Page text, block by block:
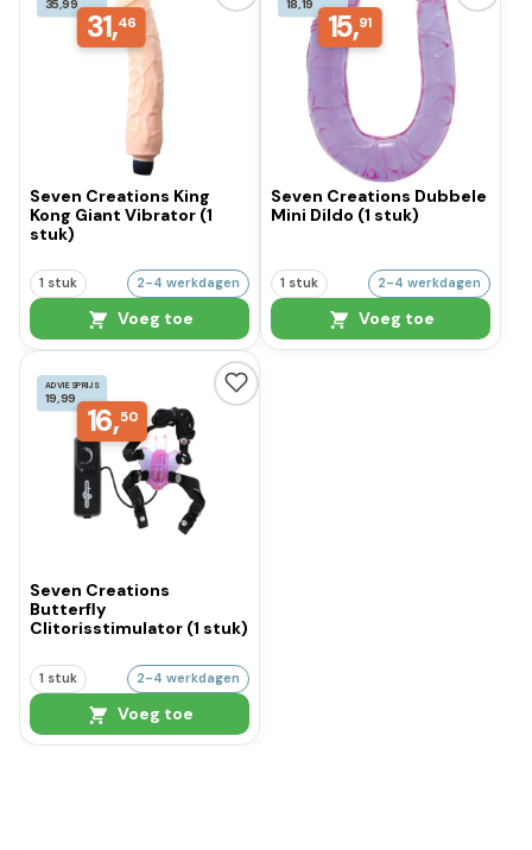
31,46
Seven Creations King
Kong Giant Vibrator (1
stuk)
1 stuk 2-4 werkdagen
Voeg toe
15,91
Seven Creations Dubbele
Mini Dildo (1 stuk)
1 stuk 2-4 werkdagen
Voeg toe
ADVIESPRIJS
19,99
16,50
Seven Creations
Butterfly
Clitorisstimulator (1 stuk)
1 stuk 2-4 werkdagen
Voeg toe